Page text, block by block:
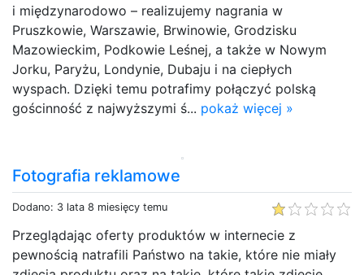
i międzynarodowo – realizujemy nagrania w
Pruszkowie, Warszawie, Brwinowie, Grodzisku
Mazowieckim, Podkowie Leśnej, a także w Nowym
Jorku, Paryżu, Londynie, Dubaju i na ciepłych
wyspach. Dzięki temu potrafimy połączyć polską
gościnność z najwyższymi ś... pokaż więcej »
Fotografia reklamowe
Dodano: 3 lata 8 miesięcy temu
Przeglądając oferty produktów w internecie z
pewnością natrafili Państwo na takie, które nie miały